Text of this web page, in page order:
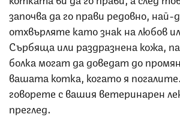
започва да го прави редовно, най-
отхвърляте като знак на любов
Сърбяща или раздразнена кожа,
болка могат да доведат до
вашата котка, когато я погалите.
говорете с вашия ветеринарен
преглед.